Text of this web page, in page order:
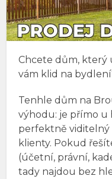
Chcete dům, který
vám klid na
Tenhle dům na
výhodu: je přímo u
perfektně viditelný
klienty. Pokud
(účetní, právní,
tady najdou bez